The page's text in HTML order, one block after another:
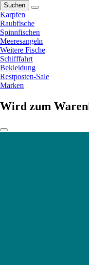
Suchen
Karpfen
Raubfische
Spinnfischen
Meeresangeln
Weitere Fische
Schifffahrt
Bekleidung
Restposten-Sale
Marken
Wird zum